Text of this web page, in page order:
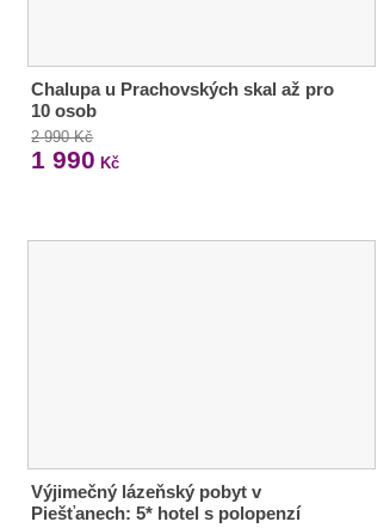
Chalupa u Prachovských skal až pro
10 osob
2 990 Kč
1 990 Kč
Výjimečný lázeňský pobyt v
Piešťanech: 5* hotel s polopenzí